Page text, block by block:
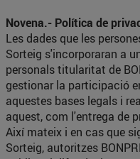
Novena.- Política de
Les dades que les
Sorteig s'incorporaran a
personals titularitat de
gestionar la participació
aquestes bases legals i
aquest, com l'entrega de
Així mateix i en cas que
Sorteig, autoritzes